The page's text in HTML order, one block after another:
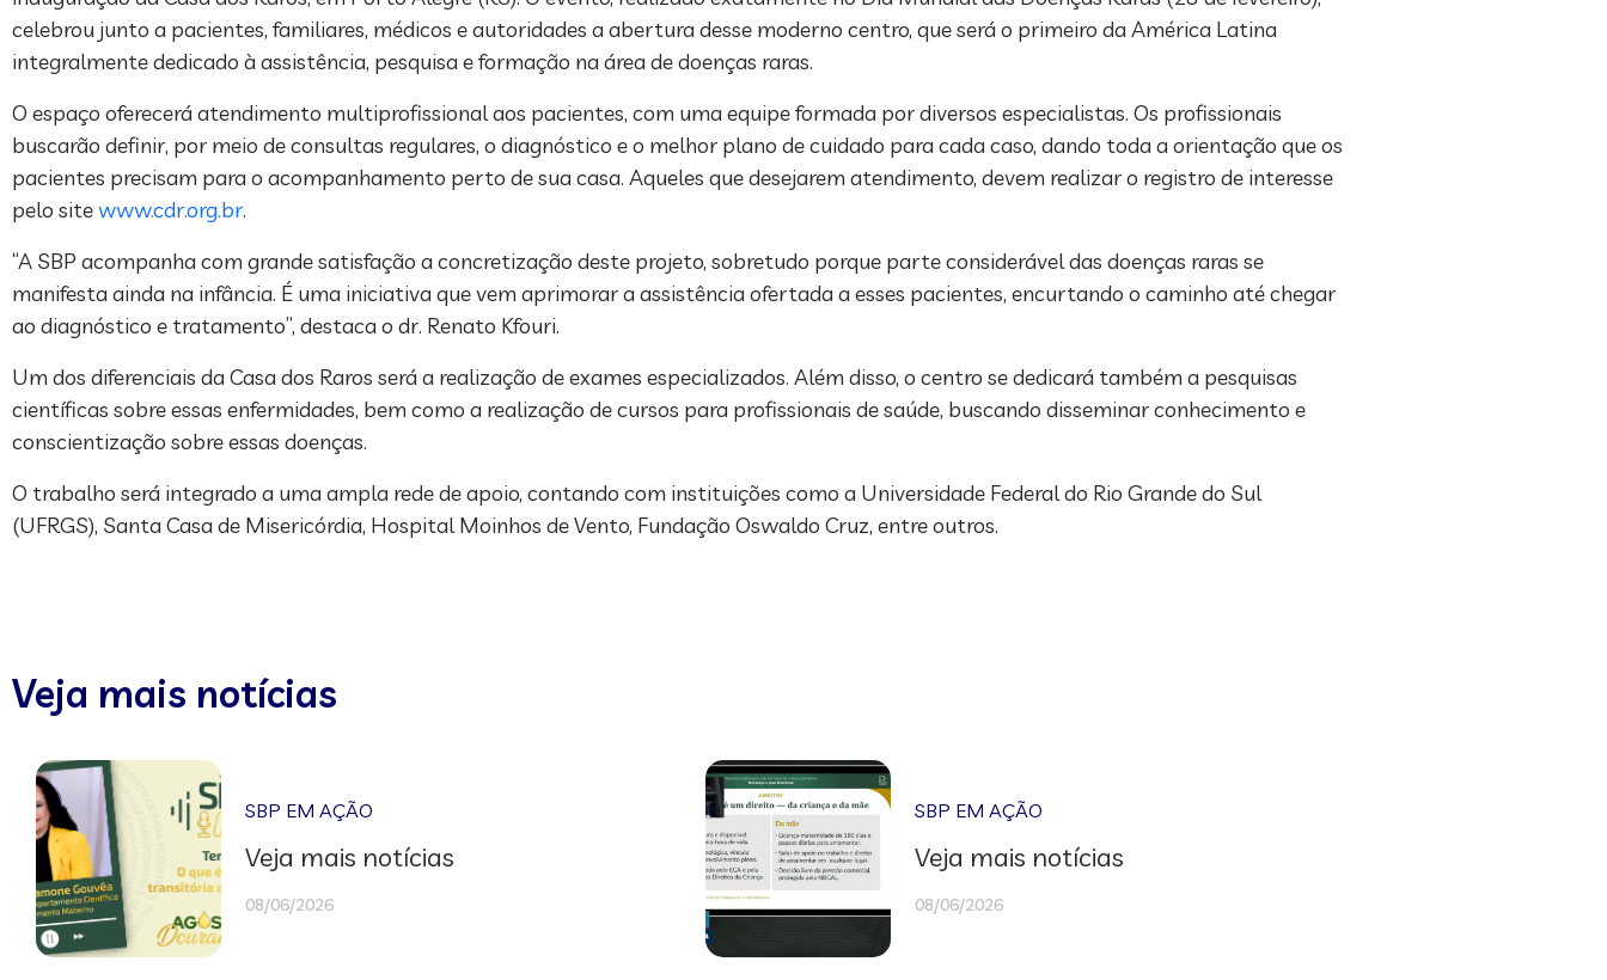
celebrou junto a pacientes, familiares, médicos e autoridades a abertura desse moderno centro, que será o primeiro da América Latina
integralmente dedicado à assistência, pesquisa e formação na área de doenças raras.
O espaço oferecerá atendimento multiprofissional aos pacientes, com uma equipe formada por diversos especialistas. Os profissionais
buscarão definir, por meio de consultas regulares, o diagnóstico e o melhor plano de cuidado para cada caso, dando toda a orientação que os
pacientes precisam para o acompanhamento perto de sua casa. Aqueles que desejarem atendimento, devem realizar o registro de interesse
pelo sitewww.cdr.org.br.
“A SBP acompanha com grande satisfação a concretização deste projeto, sobretudo porque parte considerável das doenças raras se
manifesta ainda na infância. É uma iniciativa que vem aprimorar a assistência ofertada a esses pacientes, encurtando o caminho até chegar
ao diagnóstico e tratamento”, destaca o dr. Renato Kfouri.
Um dos diferenciais da Casa dos Raros será a realização de exames especializados. Além disso, o centro se dedicará também a pesquisas
científicas sobre essas enfermidades, bem como a realização de cursos para profissionais de saúde, buscando disseminar conhecimento e
conscientização sobre essas doenças.
O trabalho será integrado a uma ampla rede de apoio, contando com instituições como a Universidade Federal do Rio Grande do Sul
(UFRGS), Santa Casa de Misericórdia, Hospital Moinhos de Vento, Fundação Oswaldo Cruz, entre outros.
Veja mais notícias
SBP EM AÇÃO
Veja mais notícias
08/06/2026
SBP EM AÇÃO
Veja mais notícias
08/06/2026